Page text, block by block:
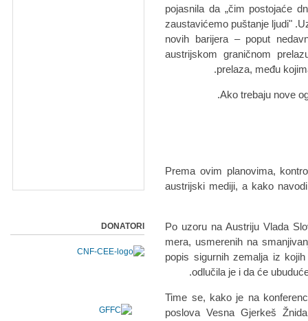
pojasnila da „čim postojaće
zaustavićemo puštanje ljudi"
novih barijera – poput
austrijskom graničnom
prelaza, među
Prema ovim planovima,
austrijski mediji, a kako
Po uzoru na Austriju Vlada
mera, usmerenih na
popis sigurnih zemalja iz
odlučila je i da će
Time se, kako je na
poslova Vesna Gjerkeš
DONATORI